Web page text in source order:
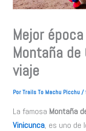
Mejor
Montaña
viaje
PorTrails To Machu Picchu /
La famosa Montaña
Vinicunca, es uno de